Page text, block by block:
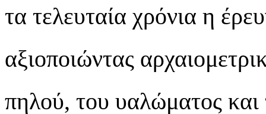
τα τελευταία χρόνια η
αξιοποιώντας
πηλού, του υαλώματος και